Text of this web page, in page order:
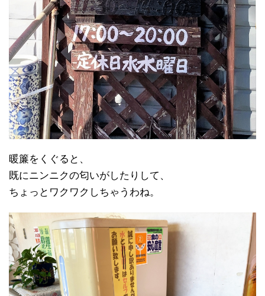
暖簾をくぐると、
既にニンニクの匂いがしたりして、
ちょっとワクワクしちゃうわね。